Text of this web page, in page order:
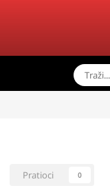
Pratioci 0